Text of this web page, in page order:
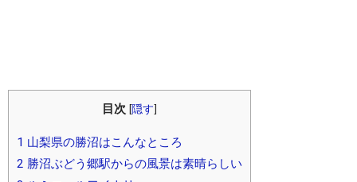
目次 [隠す]
1 山梨県の勝沼はこんなところ
2 勝沼ぶどう郷駅からの風景は素晴らしい